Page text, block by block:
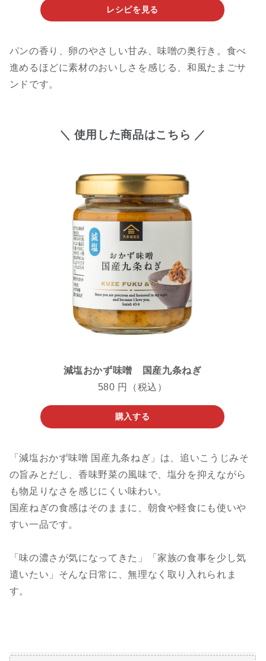
レシピを見る
パンの香り、卵のやさしい甘み、味噌の奥行き。食べ
進めるほどに素材のおいしさを感じる、和風たまごサ
ンドです。
＼ 使用した商品はこちら ／
減塩おかず味噌 国産九条ねぎ
580 円（税込）
購入する
「減塩おかず味噌 国産九条ねぎ」は、追いこうじみそ
の旨みとだし、香味野菜の風味で、塩分を抑えながら
も物足りなさを感じにくい味わい。
国産ねぎの食感はそのままに、朝食や軽食にも使いや
すい一品です。
「味の濃さが気になってきた」「家族の食事を少し気
遣いたい」そんな日常に、無理なく取り入れられま
す。